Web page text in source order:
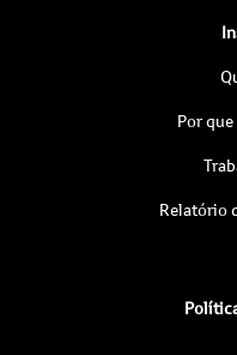
Por
Relatório